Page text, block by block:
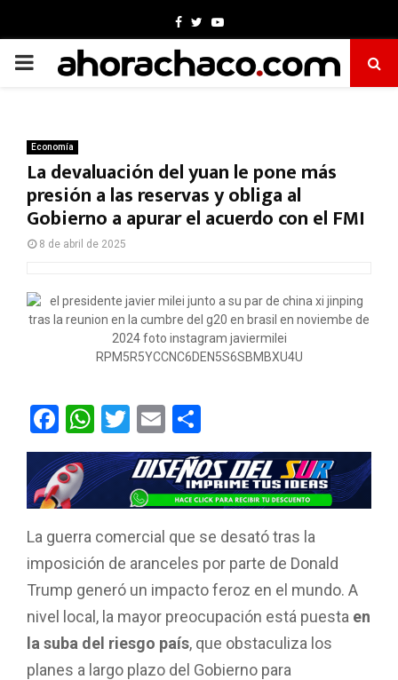
Facebook
TwitterYoutube
PRIMARY
Economía
La devaluación del yuan le pone más
presión a las reservas y obliga al
Gobierno a apurar el acuerdo con el FMI
8 de abril de 2025
F
a
ce
b
o
o
k
W
h
at
s
A
p
p
T
wi
tt
er
E
m
ail
o
m
p
ar
tir
La guerra comercial que se desató tras la
imposición de aranceles por parte de Donald
Trump generó un impacto feroz en el mundo. A
nivel local, la mayor preocupación está puesta en
la suba del riesgo país, que obstaculiza los
planes a largo plazo del Gobierno para